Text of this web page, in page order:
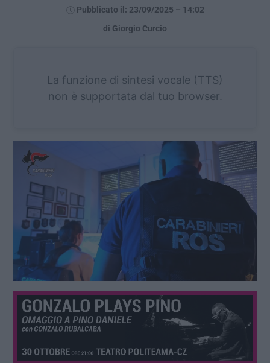
Pubblicato il: 23/09/2025 – 14:02
di Giorgio Curcio
La funzione di sintesi vocale (TTS)
non è supportata dal tuo browser.